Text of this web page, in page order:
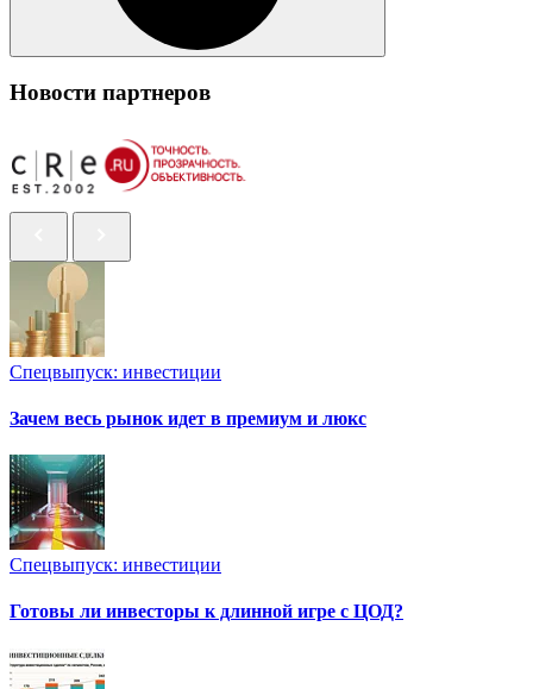
Новости партнеров
Спецвыпуск: инвестиции
Зачем весь рынок идет в премиум и люкс
Спецвыпуск: инвестиции
Готовы ли инвесторы к длинной игре с ЦОД?